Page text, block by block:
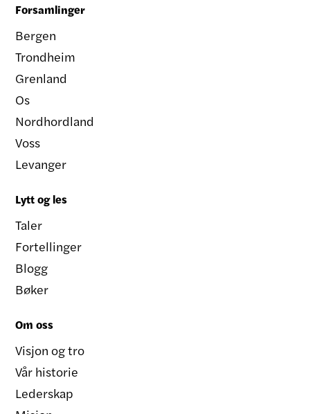
Forsamlinger
Bergen
Trondheim
Grenland
Os
Nordhordland
Voss
Levanger
Lytt og les
Taler
Fortellinger
Blogg
Bøker
Om oss
Visjon og tro
Vår historie
Lederskap